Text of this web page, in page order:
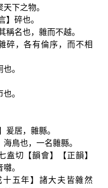
天下之物。
】碎也。
稱名也，雜而不越。
碎，各有倫序，而不相
。
。
爰居，雜縣。
海鳥也，一名雜縣。
盍切【韻會】【正韻】
。
十五年】諸大夫皆雜然